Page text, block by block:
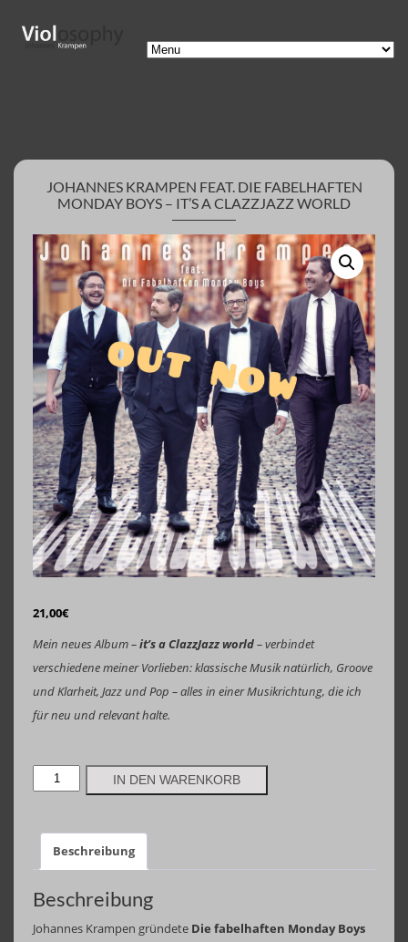
JOHANNES KRAMPEN FEAT. DIE FABELHAFTEN
MONDAY BOYS – IT’S A CLAZZJAZZ WORLD
21,00€
Mein neues Album –it’s a ClazzJazz world– verbindet
verschiedene meiner Vorlieben: klassische Musik natürlich, Groove
und Klarheit, Jazz und Pop – alles in einer Musikrichtung, die ich
für neu und relevant halte.
Johannes
fabelhaften
Monday
IN DEN WARENKORB
Beschreibung
Beschreibung
Johannes Krampen gründete Die fabelhaften Monday Boys